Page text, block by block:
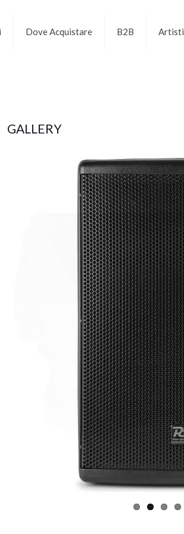
Dove Acquistare B2B Artisti
GALLERY